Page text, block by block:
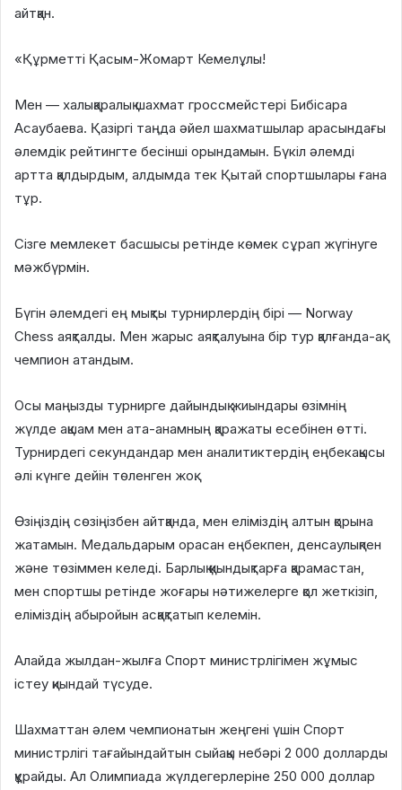
айтқан.
«Құрметті Қасым-Жомарт Кемелұлы!
Мен — халықаралық шахмат гроссмейстері Бибісара
Асаубаева. Қазіргі таңда әйел шахматшылар арасындағы
әлемдік рейтингте бесінші орындамын. Бүкіл әлемді
артта қалдырдым, алдымда тек Қытай спортшылары ғана
тұр.
Сізге мемлекет басшысы ретінде көмек сұрап жүгінуге
мәжбүрмін.
Бүгін әлемдегі ең мықты турнирлердің бірі — Norway
Chess аяқталды. Мен жарыс аяқталуына бір тур қалғанда-ақ
чемпион атандым.
Осы маңызды турнирге дайындық жиындары өзімнің
жүлде ақшам мен ата-анамның қаражаты есебінен өтті.
Турнирдегі секундандар мен аналитиктердің еңбекақысы
әлі күнге дейін төленген жоқ.
Өзіңіздің сөзіңізбен айтқанда, мен еліміздің алтын қорына
жатамын. Медальдарым орасан еңбекпен, денсаулықпен
және төзіммен келеді. Барлық қиындықтарға қарамастан,
мен спортшы ретінде жоғары нәтижелерге қол жеткізіп,
еліміздің абыройын асқақтатып келемін.
Алайда жылдан-жылға Спорт министрлігімен жұмыс
істеу қиындай түсуде.
Шахматтан әлем чемпионатын жеңгені үшін Спорт
министрлігі тағайындайтын сыйақы небәрі 2 000 долларды
құрайды. Ал Олимпиада жүлдегерлеріне 250 000 доллар